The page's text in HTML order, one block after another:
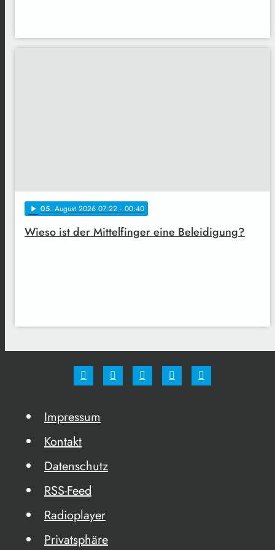
play_arrow 05. August 2026 07:22 · 00:40
Wieso ist der Mittelfinger eine Beleidigung?
Impressum
Kontakt
Datenschutz
RSS-Feed
Radioplayer
Privatsphäre